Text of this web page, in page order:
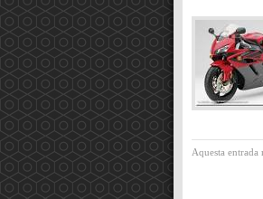
Aquesta entrada